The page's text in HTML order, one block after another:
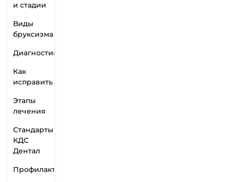
и стадии
Виды
бруксизма
Диагностика
Как
исправить
Этапы
лечения
Стандарты
КДС
Дентал
Профилактика